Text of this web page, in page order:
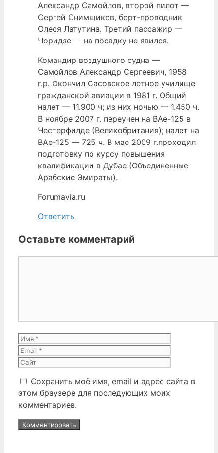
Александр Самойлов, второй пилот —
Сергей Снимщиков, борт-проводник
Олеся Латутина. Третий пассажир —
Чоридзе — на посадку не явился.
Командир воздушного судна —
Самойлов Александр Сергеевич, 1958
г.р. Окончил Сасовское летное училище
гражданской авиации в 1981 г. Общий
налет — 11.900 ч; из них ночью — 1.450 ч.
В ноябре 2007 г. переучен на ВАе-125 в
Честерфилде (Великобритания); налет на
ВАе-125 — 725 ч. В мае 2009 г.проходил
подготовку по курсу повышения
квалификации в Дубае (Объединенные
Арабские Эмираты).
Forumavia.ru
Ответить
Оставьте комментарий
Имя
Сохранить моё имя, email и адрес сайта в
этом браузере для последующих моих
комментариев.